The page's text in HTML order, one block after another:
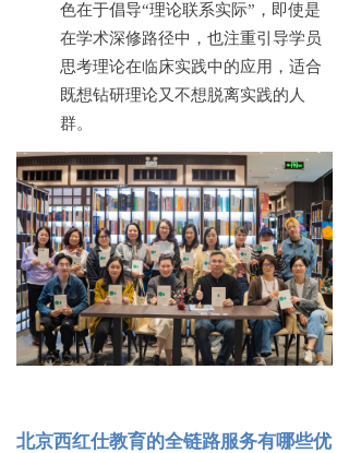
色在于倡导“理论联系实际”，即使是
在学术深修路径中，也注重引导学员
思考理论在临床实践中的应用，适合
既想钻研理论又不想脱离实践的人
群。
北京西红仕教育的全链路服务有哪些优